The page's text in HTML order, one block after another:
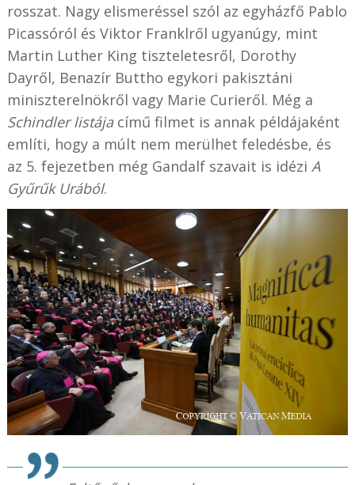
rosszat. Nagy elismeréssel szól az egyházfő Pablo
Picassóról és Viktor Franklről ugyanúgy, mint
Martin Luther King tiszteletesről, Dorothy
Dayről, Benazír Buttho egykori pakisztáni
miniszterelnökről vagy Marie Curieről. Még a
Schindler listájacímű filmet is annak példájaként
említi, hogy a múlt nem merülhet feledésbe, és
az 5. fejezetben még Gandalf szavait is idézi A
Gyűrűk Urából.